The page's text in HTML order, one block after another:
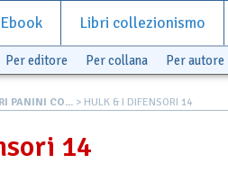
Ebook Libri collezionismo
Per editore Per collana Per autore
PANINI CO... > HULK & I DIFENSORI 14
14